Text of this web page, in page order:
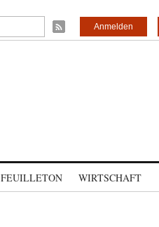
Anmelden
FEUILLETON WIRTSCHAFT